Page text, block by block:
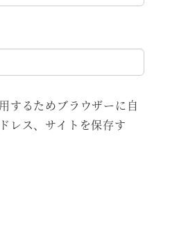
するためブラウザーに自
レス、サイトを保存す